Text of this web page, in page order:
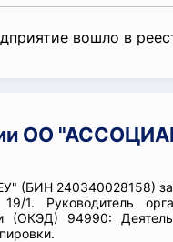
вошло в
ОО
(БИН 240340028158)
1. Руководитель
(ОКЭД) 94990: